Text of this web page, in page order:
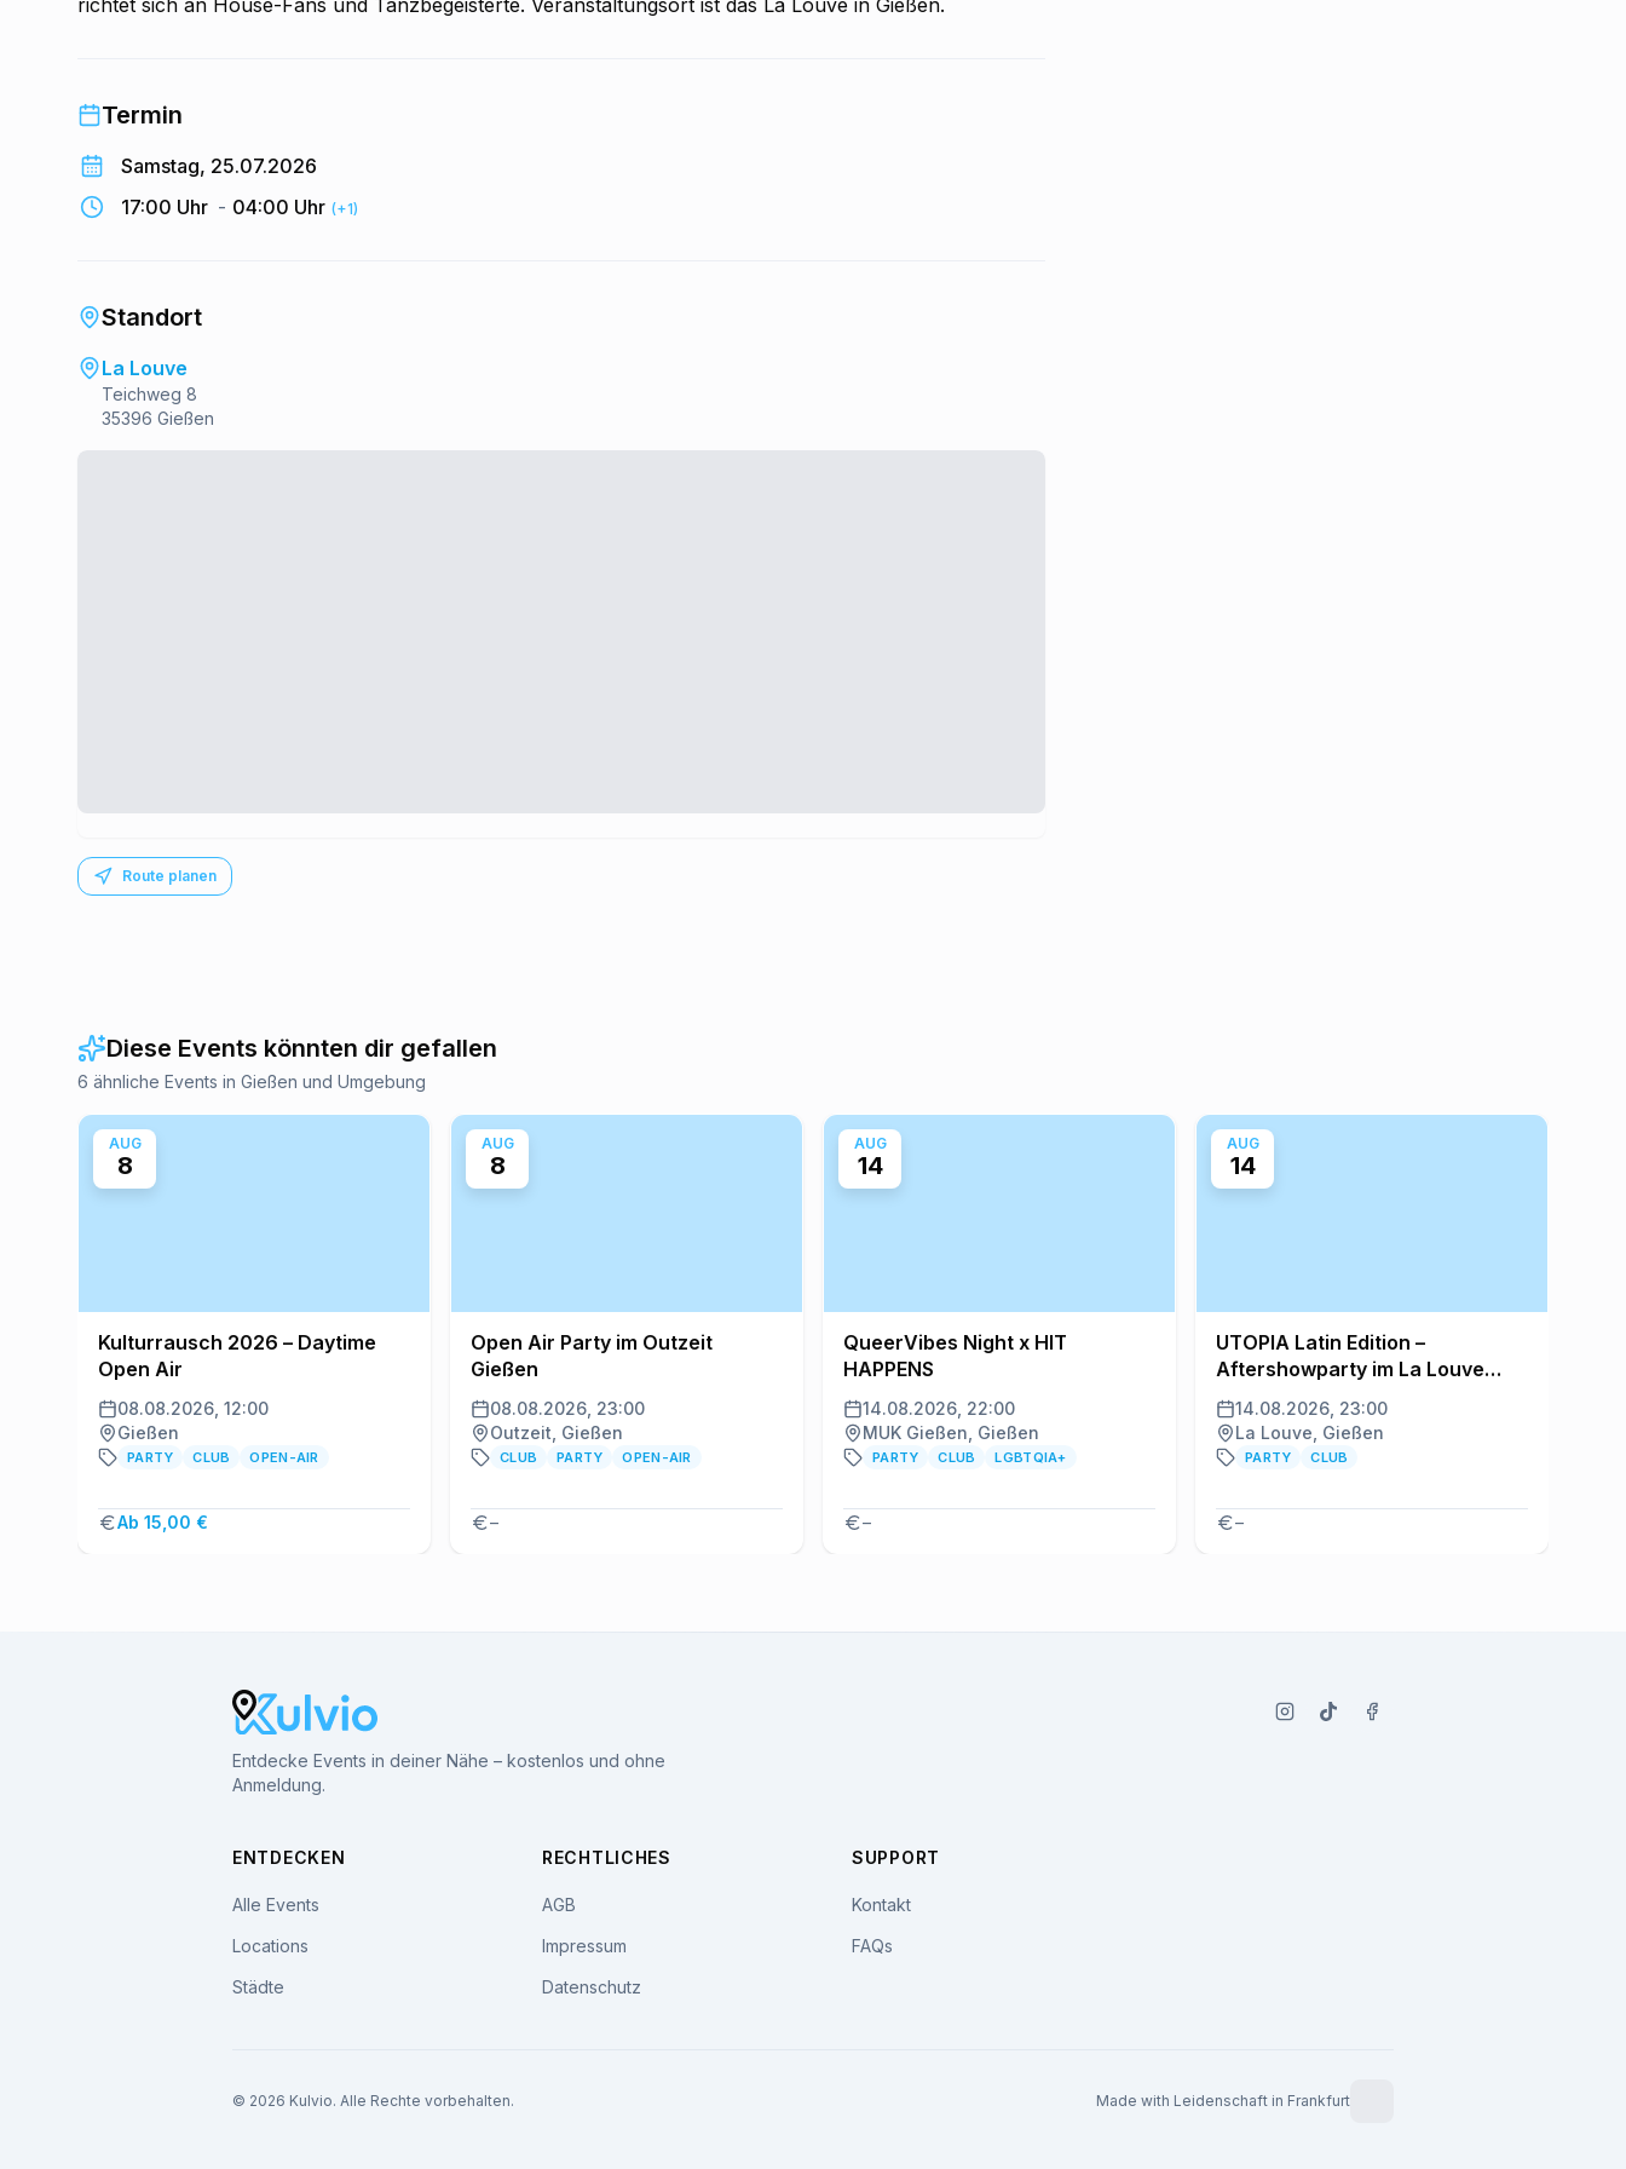
richtet sich an House-Fans und Tanzbegeisterte. Veranstaltungsort ist das La Louve in Gießen.
Termin
Samstag, 25.07.2026
17:00 Uhr - 04:00 Uhr (+1)
Standort
La Louve
Teichweg 8
35396 Gießen
Route planen
Diese Events könnten dir gefallen
6 ähnliche Events in Gießen und Umgebung
AUG
8
Kulturrausch 2026 – Daytime
Open Air
08.08.2026, 12:00
Gießen
PARTY CLUB OPEN-AIR
Ab 15,00 €
AUG
8
Open Air Party im Outzeit
Gießen
08.08.2026, 23:00
Outzeit, Gießen
CLUB PARTY OPEN-AIR
–
AUG
14
QueerVibes Night x HIT
HAPPENS
14.08.2026, 22:00
MUK Gießen, Gießen
PARTY CLUB LGBTQIA+
–
AUG
14
UTOPIA Latin Edition –
Aftershowparty im La Louve
Gießen
14.08.2026, 23:00
La Louve, Gießen
PARTY CLUB
–
Entdecke Events in deiner Nähe – kostenlos und ohne
Anmeldung.
ENTDECKEN
Alle Events
Locations
Städte
RECHTLICHES
AGB
Impressum
Datenschutz
SUPPORT
Kontakt
FAQs
© 2026 Kulvio. Alle Rechte vorbehalten. Made with Leidenschaft in Frankfurt